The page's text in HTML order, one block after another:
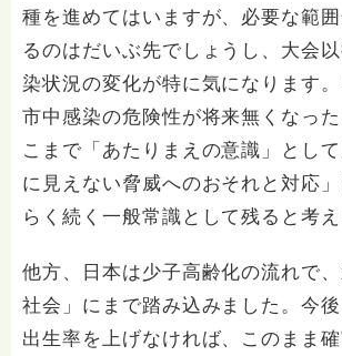
種を進めてはいますが、必要な範
るのはだいぶ先でしょうし、大会
染状況の変化が特に気になります
市中感染の危険性が将来無くなっ
こまで「あたりまえの意識」とし
に見えない脅威へのおそれと対応
らく続く一般常識として残ると考え
他方、日本は少子高齢化の流れで
社会」にまで踏み込みました。今
出生率を上げなければ、このまま